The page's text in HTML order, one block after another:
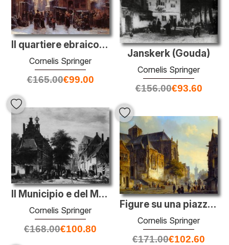
Il quartiere ebraico di Amsterdam
Cornelis Springer
€165.00€99.00
Janskerk (Gouda)
Cornelis Springer
€156.00€93.60
Il Municipio e del Mercato a Naarden
Cornelis Springer
€168.00€100.80
Figure su una piazza del mercato in una città olandese
Cornelis Springer
€171.00€102.60